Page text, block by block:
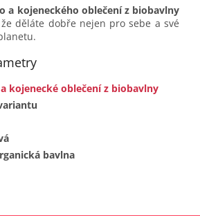
a kojeneckého oblečení z biobavlny
děláte dobře nejen pro sebe a své
kojenecké oblečení z biobavlny
bavlna